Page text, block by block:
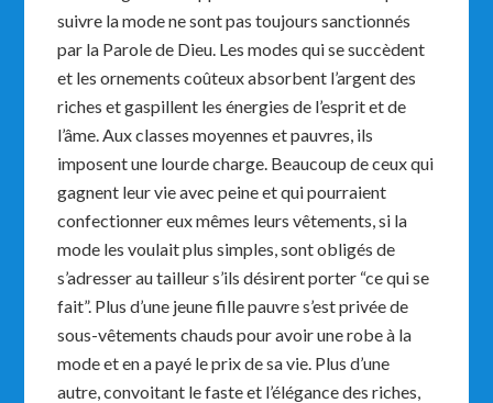
suivre la mode ne sont pas toujours sanctionnés
par la Parole de Dieu. Les modes qui se succèdent
et les ornements coûteux absorbent l’argent des
riches et gaspillent les énergies de l’esprit et de
l’âme. Aux classes moyennes et pauvres, ils
imposent une lourde charge. Beaucoup de ceux qui
gagnent leur vie avec peine et qui pourraient
confectionner eux mêmes leurs vêtements, si la
mode les voulait plus simples, sont obligés de
s’adresser au tailleur s’ils désirent porter “ce qui se
fait”. Plus d’une jeune fille pauvre s’est privée de
sous-vêtements chauds pour avoir une robe à la
mode et en a payé le prix de sa vie. Plus d’une
autre, convoitant le faste et l’élégance des riches,